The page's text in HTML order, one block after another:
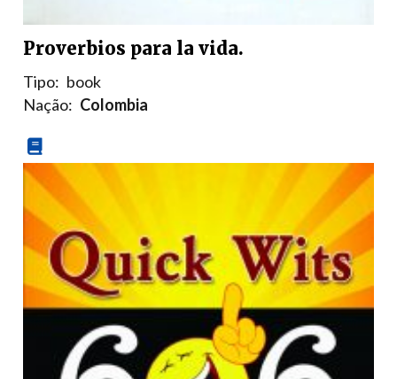
Proverbios para la vida.
Tipo: book
Nação: Colombia